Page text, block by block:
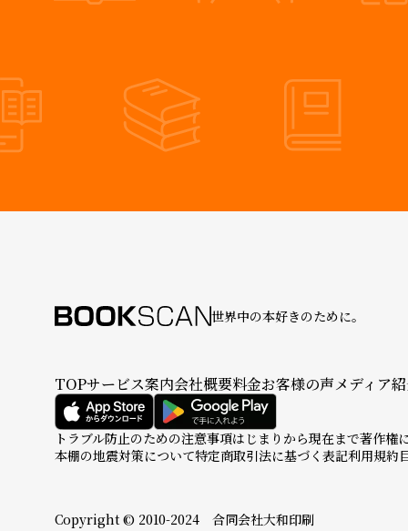
世界中の本好きのために。
TOPサービス案内会社概要料金お客様の声メディア
トラブル防止のための注意事項はじまりから現在まで著作権
本棚の地震対策について特定商取引法に基づく表記利用規約
Copyright © 2010-2024 合同会社大和印刷